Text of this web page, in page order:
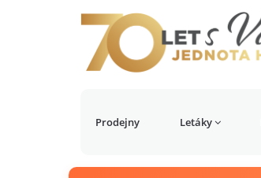
Prodejny Letáky